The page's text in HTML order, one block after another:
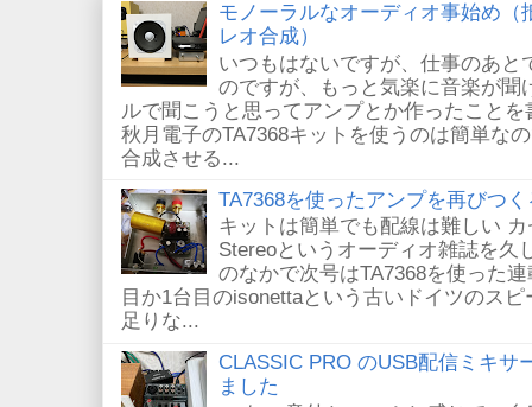
モノーラルなオーディオ事始め
レオ合成）
いつもはないですが、仕事のあ
のですが、もっと気楽に音楽が聞
ルで聞こうと思ってアンプとか作ったこと
秋月電子のTA7368キットを使うのは簡単な
合成させる...
TA7368を使ったアンプを再びつく
キットは簡単でも配線は難しい
Stereoというオーディオ雑誌を久
のなかで次号はTA7368を使った
目か1台目のisonettaという古いドイツのス
足りな...
CLASSIC PRO のUSB配信ミキサ
ました